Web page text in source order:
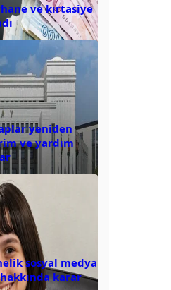
ve kırtasiye
yeniden
ve yardım
sosyal medya
karar